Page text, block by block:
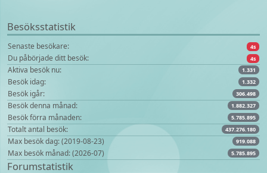
Besöksstatistik
Senaste besökare: 9s
Du påbörjade ditt besök: 9s
Aktiva besök nu: 1.331
Besök idag: 1.332
Besök igår: 306.498
Besök denna månad: 1.882.327
Besök förra månaden: 5.785.895
Totalt antal besök: 437.276.180
Max besök dag: (2019-08-23) 919.088
Max besök månad: (2026-07) 5.785.895
Forumstatistik